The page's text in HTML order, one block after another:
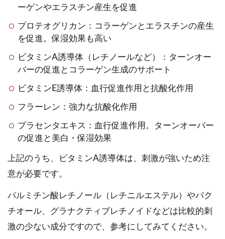
ーゲンやエラスチン産生を促進
プロテオグリカン：コラーゲンとエラスチンの産生
を促進。保湿効果も高い
ビタミンA誘導体（レチノールなど）：ターンオー
バーの促進とコラーゲン生成のサポート
ビタミンE誘導体：血行促進作用と抗酸化作用
フラーレン：強力な抗酸化作用
プラセンタエキス：血行促進作用。ターンオーバー
の促進と美白・保湿効果
上記のうち、ビタミンA誘導体は、刺激が強いため注
意が必要です。
パルミチン酸レチノール（レチニルエステル）やバク
チオール、グラナクティブレチノイドなどは比較的刺
激の少ない成分ですので、参考にしてみてください。